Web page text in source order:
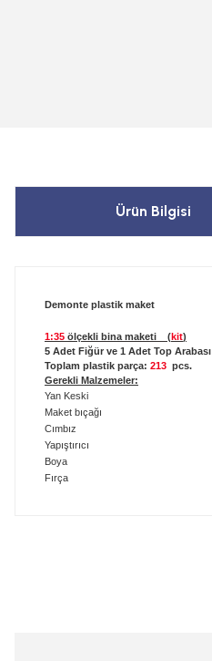
Ürün Bilgisi
Demonte plastik maket
1:35 ölçekli bina maketi (kit)
5 Adet Fiğür ve 1 Adet Top Arabası
Toplam plastik parça: 213 pcs.
Gerekli Malzemeler:
Yan Keski
Maket bıçağı
Cımbız
Yapıştırıcı
Boya
Fırça